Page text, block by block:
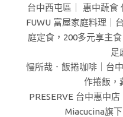
台中西屯區｜ 惠中蔬食
FUWU 富屋家庭料理｜
庭定食，200多元享主
足
慢所哉．飯捲咖啡｜台
作捲飯，
PRESERVE 台中惠中
Miacucina旗